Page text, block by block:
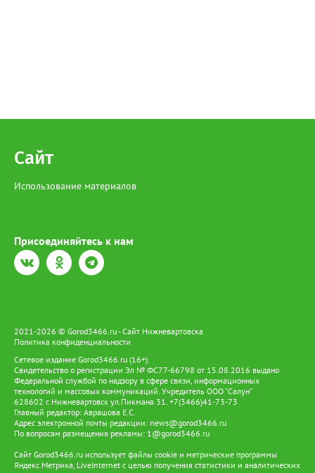
Сайт
Использование материалов
Присоединяйтесь к нам
2021-2026 © Gorod3466.ru - Сайт Нижневартовска
Политика конфиденциальности
Сетевое издание Gorod3466.ru (16+).
Свидетельство о регистрации Эл № ФС77-66798 от 15.08.2016 выдано
Федеральной службой по надзору в сфере связи, информационных
технологий и массовых коммуникаций. Учредитель ООО "Салун"
628602 г. Нижневартовск ул.Пикмана 31. +7(3466)41-73-73
Главный редактор: Аврашова Е.С.
Адрес электронной почты редакции: news@gorod3466.ru
По вопросам размещения рекламы: 1@gorod3466.ru
Сайт Gorod3466.ru использует файлы cookie и метрические программы
Яндекс.Метрика, LiveInternet с целью получения статистики и аналитических